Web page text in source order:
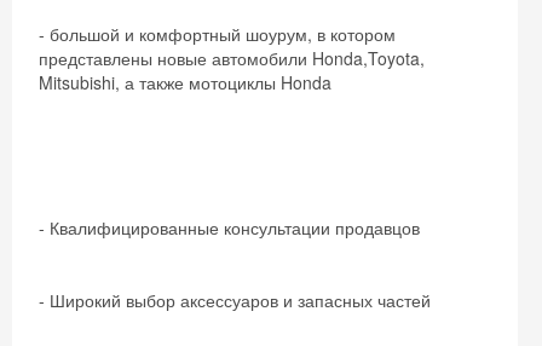
- большой и комфортный шоурум, в котором
представлены новые автомобили Honda,Toyota,
Mitsubishi, а также мотоциклы Honda
- Квалифицированные консультации продавцов
- Широкий выбор аксессуаров и запасных частей